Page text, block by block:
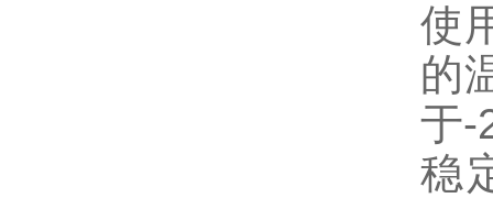
使
的
于-
稳